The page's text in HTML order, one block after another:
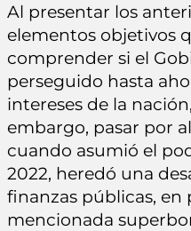
Al presentar los
elementos objetivos
comprender si el
perseguido hasta
intereses de la
embargo, pasar por
cuando asumió el
2022, heredó una
finanzas públicas, en
mencionada